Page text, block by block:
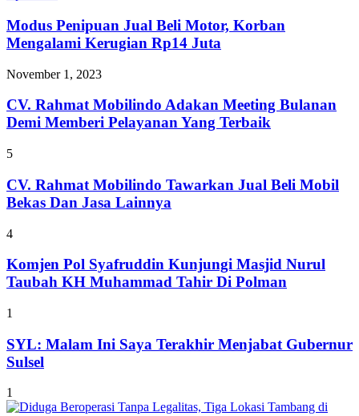
Modus Penipuan Jual Beli Motor, Korban
Mengalami Kerugian Rp14 Juta
November 1, 2023
CV. Rahmat Mobilindo Adakan Meeting Bulanan
Demi Memberi Pelayanan Yang Terbaik
5
CV. Rahmat Mobilindo Tawarkan Jual Beli Mobil
Bekas Dan Jasa Lainnya
4
Komjen Pol Syafruddin Kunjungi Masjid Nurul
Taubah KH Muhammad Tahir Di Polman
1
SYL: Malam Ini Saya Terakhir Menjabat Gubernur
Sulsel
1